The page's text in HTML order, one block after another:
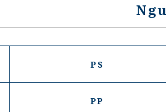
PS
PP